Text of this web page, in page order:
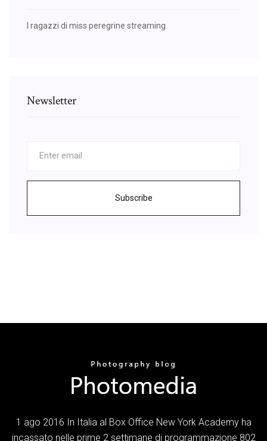
I ragazzi di miss peregrine streaming
Newsletter
Subscribe
1 ago 2016 In Italia al Box Office New York Academy ha
incassato nelle prime 2 settimane di programmazione 802